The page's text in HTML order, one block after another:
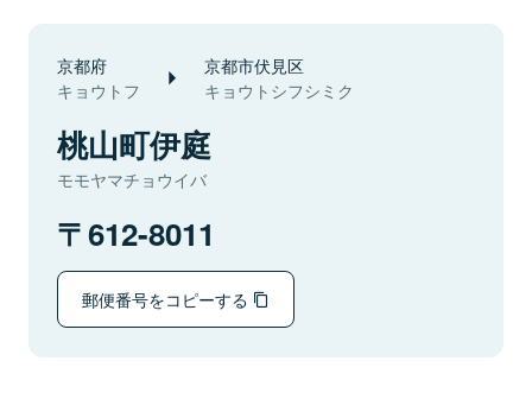
京都府
キョウトフ
京都市伏見区
キョウトシフシミク
桃山町伊庭
モモヤマチョウイバ
612-8011
郵便番号をコピーする